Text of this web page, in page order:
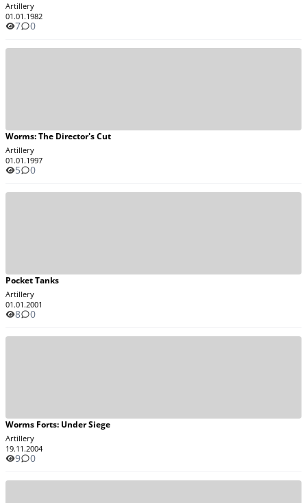
Artillery
01.01.1982
7 0
Worms: The Director's Cut
Artillery
01.01.1997
5 0
Pocket Tanks
Artillery
01.01.2001
8 0
Worms Forts: Under Siege
Artillery
19.11.2004
9 0